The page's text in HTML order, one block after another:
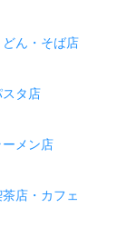
ん・そば店
タ店
メン店
店・カフェ